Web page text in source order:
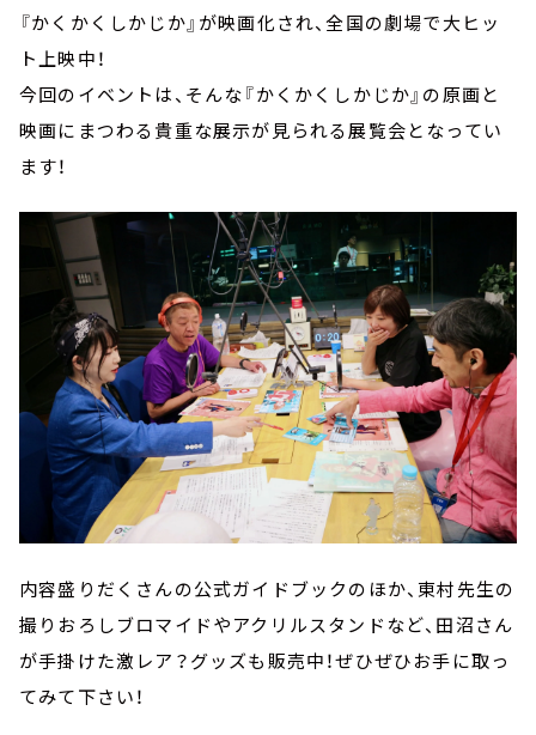
『かくかくしかじか』が映画化され、全国の劇場で大ヒッ
ト上映中！
今回のイベントは、そんな『かくかくしかじか』の原画と
映画にまつわる貴重な展示が見られる展覧会となってい
ます！
内容盛りだくさんの公式ガイドブックのほか、東村先生の
撮りおろしブロマイドやアクリルスタンドなど、田沼さん
が手掛けた激レア？グッズも販売中！ぜひぜひお手に取っ
てみて下さい！